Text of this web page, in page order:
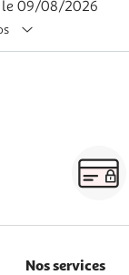
le 09/08/2026
Nos services